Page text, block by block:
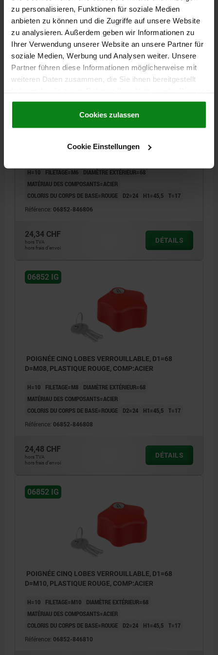
zu personalisieren, Funktionen für soziale Medien
anbieten zu können und die Zugriffe auf unsere Website
zu analysieren. Außerdem geben wir Informationen zu
Ihrer Verwendung unserer Website an unsere Partner für
soziale Medien, Werbung und Analysen weiter. Unsere
Partner führen diese Informationen möglicherweise mit
weiteren Daten zusammen, die Sie ihnen bereitgestellt
gesammelt haben.Cookie Richtlinien
Datenschutz|AGB
Cookies zulassen
Cookie Einstellungen
27,33 CHF
hors frais d’envoi
DÉTAILS
POIGNÉE CINQ LOBES VERROUILLABLE, D1=68
H=10 FILETAGE=M6
DIAMÈTRE EXTÉRIEUR=68
MATÉRIAU DES COMPOSANTS=ACIER
COLORIS DU CORPS DE BASE=ROUGE
D2=24 H1=45,5 T=17
Référence: 06852-846806
24,34 CHF
hors TVA
hors frais d’envoi
DÉTAILS
06852 IG
POIGNÉE CINQ LOBES VERROUILLABLE, D1=68
D=M08, PLASTIQUE ROUGE, COMP:ACIER
H=10 FILETAGE=M8
DIAMÈTRE EXTÉRIEUR=68
MATÉRIAU DES COMPOSANTS=ACIER
COLORIS DU CORPS DE BASE=ROUGE
D2=24 H1=45,5 T=17
Référence: 06852-846808
24,48 CHF
hors TVA
hors frais d’envoi
DÉTAILS
06852 IG
POIGNÉE CINQ LOBES VERROUILLABLE, D1=68
D=M10, PLASTIQUE ROUGE, COMP:ACIER
H=10 FILETAGE=M10
DIAMÈTRE EXTÉRIEUR=68
MATÉRIAU DES COMPOSANTS=ACIER
COLORIS DU CORPS DE BASE=ROUGE
D2=24 H1=45,5 T=17
Référence: 06852-846810